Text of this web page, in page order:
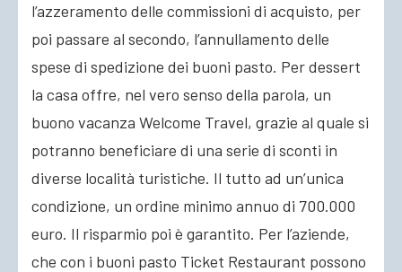
l’azzeramento delle commissioni di acquisto, per
poi passare al secondo, l’annullamento delle
spese di spedizione dei buoni pasto. Per dessert
la casa offre, nel vero senso della parola, un
buono vacanza Welcome Travel, grazie al quale si
potranno beneficiare di una serie di sconti in
diverse località turistiche. Il tutto ad un’unica
condizione, un ordine minimo annuo di 700.000
euro. Il risparmio poi è garantito. Per l’aziende,
che con i buoni pasto Ticket Restaurant possono